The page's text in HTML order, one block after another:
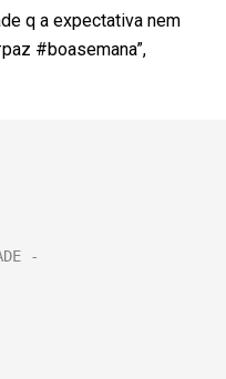
q a expectativa nem
#boasemana”,